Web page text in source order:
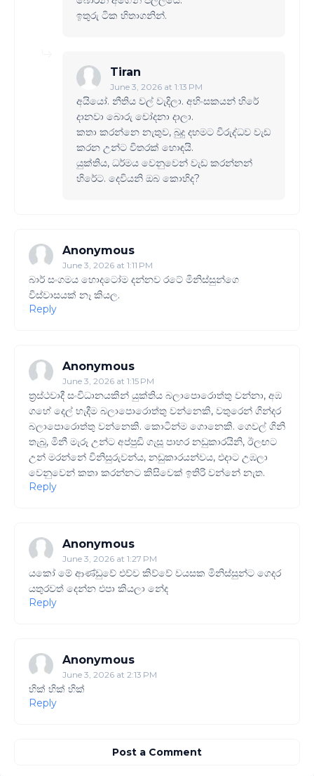
ඉතුරු ටික හිතාගනින්.
Tiran
June 3, 2026 at 1:13 PM
අයියෝ. නීතිය වල් වැදිලා. අහිංසකයන් හිරේ
දානවා බොරු චෝදනා දාලා.
කතා කරන්නෙ නැතුව, බුදු දහමට විරුද්ධව වැඩ
කරන උන්ට විතරක් හොඳයි.
යුක්තිය, ධර්මය වෙනුවෙන් වැඩ කරන්නන්
හිරේට. දෙවියනි ඔබ කොහිද?
Anonymous
June 3, 2026 at 1:11 PM
බාර් සංගමය හොදටෝම දන්නව රටේ මිනිස්සුන්ගෙ
විස්වාසයක් නෑ කියල.
Reply
Anonymous
June 3, 2026 at 1:15 PM
ත්‍රස්ථවාදී සංවිධානයකින් යුක්තිය බලාපොරොත්තු වන්නා, අඹ
ගහේ දෙල් හැදීම බලාපොරොත්තු වන්නෙකි, වතුරෙන් ගින්දර
බලාපොරොත්තු වන්නෙකි. කොටින්ම ගොනෙකි. ගෙවල් ගිනි
තැබූ, මිනී මැරූ උන්ට අප්පුඩි ගැසූ පාහර නඩුකාරයිනි, ඊලඟට
උන් මරන්නේ විනිසුරුවන්ය, නඩුකාරයන්වය, එදාට උඹලා
වෙනුවෙන් කතා කරන්නට කිසිවෙක් ඉතිරි වන්නේ නැත.
Reply
Anonymous
June 3, 2026 at 1:27 PM
යකෝ මේ ආණ්ඩුවේ එව්ව කිව්වේ වයසක මිනිස්සුන්ට ගෙදර
යතුරවත් දෙන්න එපා කියලා නේද
Reply
Anonymous
June 3, 2026 at 2:13 PM
හික් හික් හික්
Reply
Post a Comment